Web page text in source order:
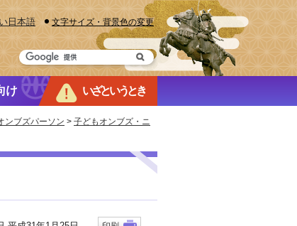
日本語 文字サイズ・背景色の変更
け いざというとき
ンブズパーソン > 子どもオンブズ・ニ